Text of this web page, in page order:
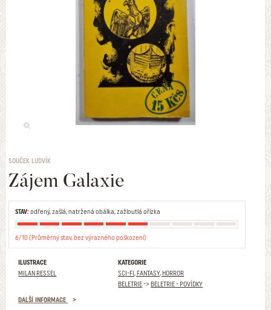
SOUČEK LUDVÍK
Zájem Galaxie
STAV:odřený, zašlá, natržená obálka; zažloutlá ořízka
6/10 (Průměrný stav, bez výrazného poškození)
ILUSTRACE
MILAN RESSEL
KATEGORIE
SCI-FI, FANTASY, HORROR
BELETRIE->BELETRIE - POVÍDKY
DALŠÍ INFORMACE